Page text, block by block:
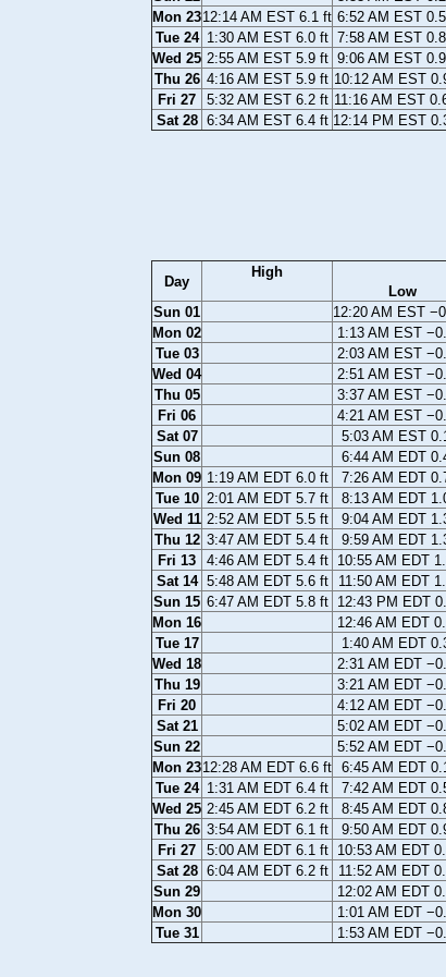
Mon 2312:14 AM EST 6.1 ft 6:52 AM EST
Tue 24 1:30 AM EST 6.0 ft 7:58 AM EST
Wed 25 2:55 AM EST 5.9 ft 9:06 AM EST
Thu 26 4:16 AM EST 5.9 ft 10:12 AM EST
Fri 27
5:32 AM EST 6.2 ft 11:16 AM EST
Sat 28 6:34 AM EST 6.4 ft 12:14 PM EST
Day
High
Low
Sun 01
12:20 AM EST
Mon 02
1:13 AM EST
Tue 03
2:03 AM EST
Wed 04
2:51 AM EST
Thu 05
3:37 AM EST
Fri 06
4:21 AM EST
Sat 07
5:03 AM EST
Sun 08
6:44 AM EDT
Mon 09 1:19 AM EDT 6.0 ft 7:26 AM EDT
Tue 10 2:01 AM EDT 5.7 ft 8:13 AM EDT
Wed 11 2:52 AM EDT 5.5 ft 9:04 AM EDT
Thu 12 3:47 AM EDT 5.4 ft 9:59 AM EDT
Fri 13
4:46 AM EDT 5.4 ft 10:55 AM EDT
Sat 14 5:48 AM EDT 5.6 ft 11:50 AM EDT
Sun 15 6:47 AM EDT 5.8 ft 12:43 PM EDT
Mon 16
12:46 AM EDT
Tue 17
1:40 AM EDT
Wed 18
2:31 AM EDT
Thu 19
3:21 AM EDT
Fri 20
4:12 AM EDT
Sat 21
5:02 AM EDT
Sun 22
5:52 AM EDT
Mon 2312:28 AM EDT 6.6 ft 6:45 AM EDT
Tue 24 1:31 AM EDT 6.4 ft 7:42 AM EDT
Wed 25 2:45 AM EDT 6.2 ft 8:45 AM EDT
Thu 26 3:54 AM EDT 6.1 ft 9:50 AM EDT
Fri 27
5:00 AM EDT 6.1 ft 10:53 AM EDT
Sat 28 6:04 AM EDT 6.2 ft 11:52 AM EDT
Sun 29
12:02 AM EDT
Mon 30
1:01 AM EDT
Tue 31
1:53 AM EDT